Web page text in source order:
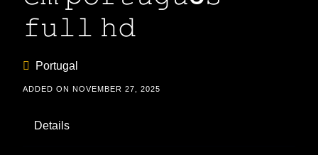
𝚏𝚞𝚕𝚕 𝚑𝚍
Portugal
ADDED ON NOVEMBER 27, 2025
Details